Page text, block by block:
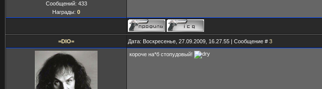
Сообщений: 433
Награды: 0
=DIO= Дата: Воскресенье, 27.09.2009, 16.27.55 | Сообщение # 3
короче на*б стопудовый!